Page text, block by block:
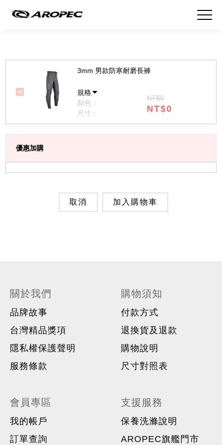
3mm 男款防寒耐磨長褲
規格
顏色：
尺寸：
NT$0
NT$0
優惠加購
取消 加入購物車
關於我們
品牌故事
台灣精品獎項
隱私權保護聲明
服務條款
購物須知
付款方式
退換貨及退款
購物說明
尺寸對照表
會員專區
我的帳戶
訂單查詢
支援服務
保養洗滌說明
AROPEC旗艦門市